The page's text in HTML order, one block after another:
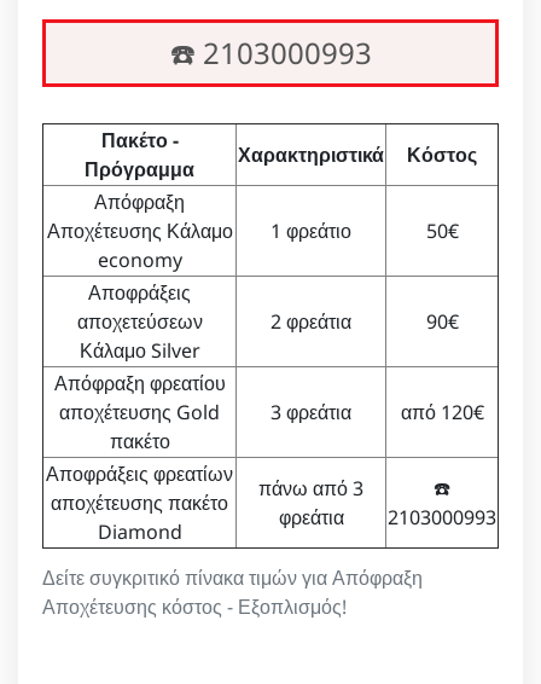
☎️ 2103000993
Δείτε συγκριτικό πίνακα τιμών για Απόφραξη
Αποχέτευσης κόστος - Εξοπλισμός!
Πακέτο -
Πρόγραμμα
Χαρακτηριστικά
Κόστος
Απόφραξη
Αποχέτευσης Κάλαμο
economy
1 φρεάτιο 50€
Αποφράξεις
αποχετεύσεων
Κάλαμο Silver
2 φρεάτια 90€
Απόφραξη φρεατίου
αποχέτευσης Gold
πακέτο
3 φρεάτια από 120€
Αποφράξεις φρεατίων
αποχέτευσης πακέτο
Diamond
πάνω από 3
φρεάτια
☎️
2103000993